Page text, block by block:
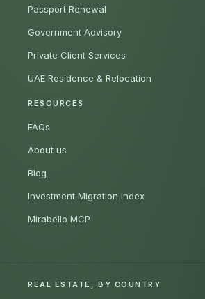
Passport Renewal
Government Advisory
Private Client Services
UAE Residence & Relocation
RESOURCES
FAQs
About us
Blog
Investment Migration Index
Mirabello MCP
REAL ESTATE, BY COUNTRY